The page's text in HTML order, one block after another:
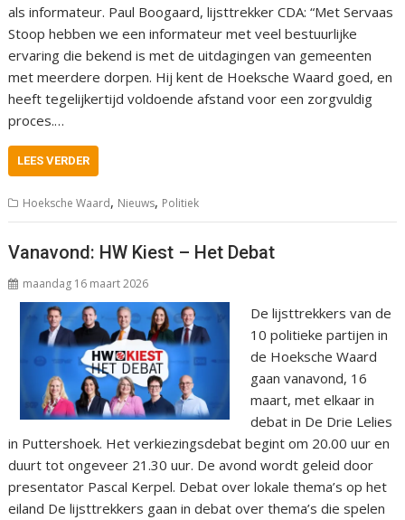
als informateur. Paul Boogaard, lijsttrekker CDA: “Met Servaas
Stoop hebben we een informateur met veel bestuurlijke
ervaring die bekend is met de uitdagingen van gemeenten
met meerdere dorpen. Hij kent de Hoeksche Waard goed, en
heeft tegelijkertijd voldoende afstand voor een zorgvuldig
proces.…
LEES VERDER
Hoeksche Waard, Nieuws, Politiek
Vanavond: HW Kiest – Het Debat
maandag 16 maart 2026
De lijsttrekkers van de
10 politieke partijen in
de Hoeksche Waard
gaan vanavond, 16
maart, met elkaar in
debat in De Drie Lelies
in Puttershoek. Het verkiezingsdebat begint om 20.00 uur en
duurt tot ongeveer 21.30 uur. De avond wordt geleid door
presentator Pascal Kerpel. Debat over lokale thema’s op het
eiland De lijsttrekkers gaan in debat over thema’s die spelen